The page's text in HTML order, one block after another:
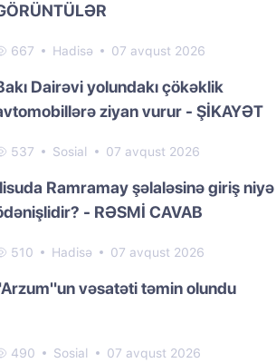
667 Hadisə 07 avqust 2026
Dairəvi yolundakı çökəklik
ziyan vurur - ŞİKAYƏT
537 Sosial 07 avqust 2026
Ramramay şəlaləsinə giriş niyə
- RƏSMİ CAVAB
510 Hadisə 07 avqust 2026
vəsatəti təmin olundu
490 Sosial 07 avqust 2026